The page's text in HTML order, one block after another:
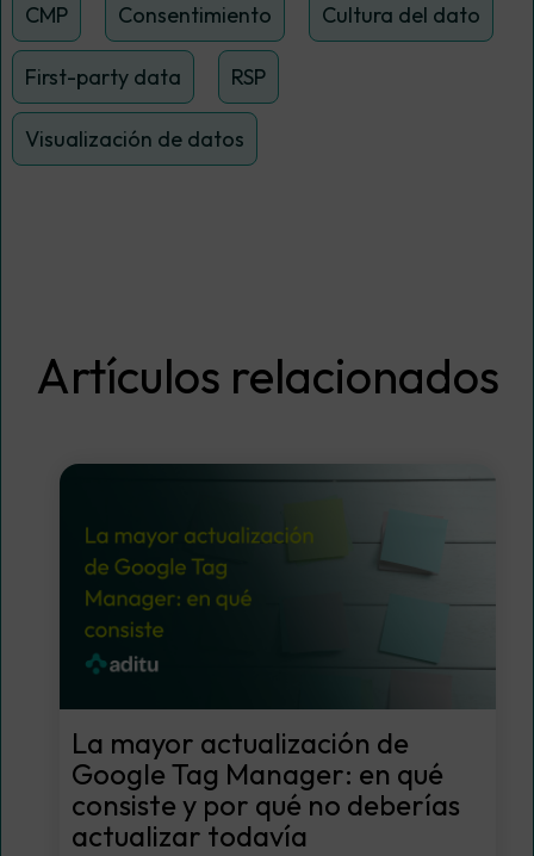
CMP Consentimiento Cultura del dato
First-party data RSP
Visualización de datos
Artículos relacionados
La mayor actualización de
Google Tag Manager: en qué
consiste y por qué no deberías
actualizar todavía